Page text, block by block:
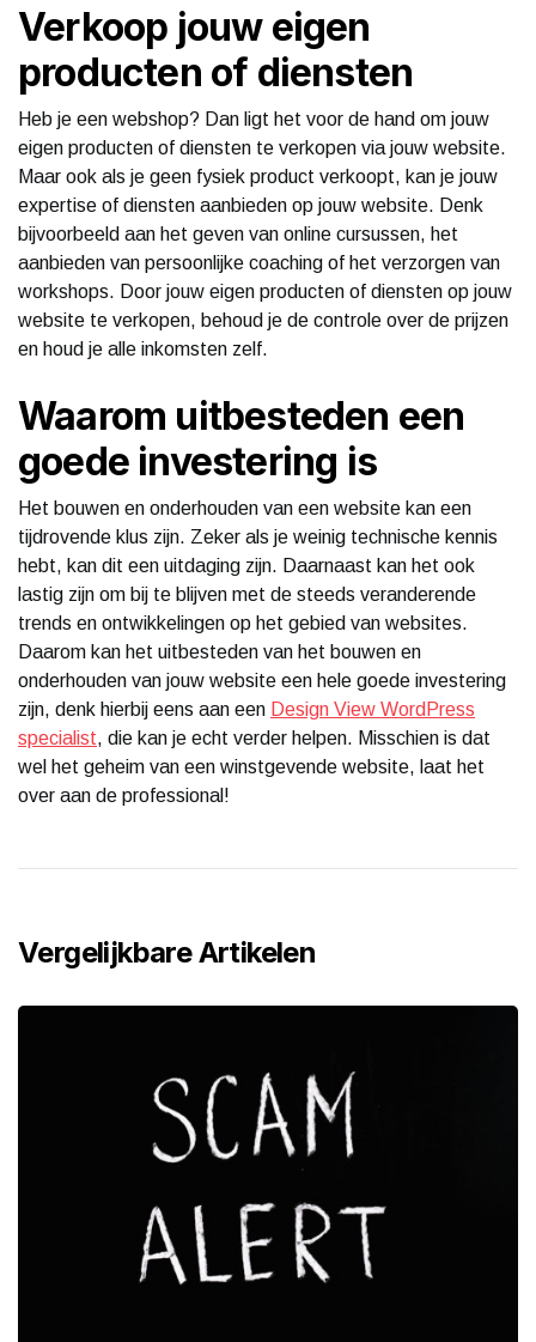
Verkoop jouw eigen
producten of diensten
Heb je een webshop? Dan ligt het voor de hand om jouw
eigen producten of diensten te verkopen via jouw website.
Maar ook als je geen fysiek product verkoopt, kan je jouw
expertise of diensten aanbieden op jouw website. Denk
bijvoorbeeld aan het geven van online cursussen, het
aanbieden van persoonlijke coaching of het verzorgen van
workshops. Door jouw eigen producten of diensten op jouw
website te verkopen, behoud je de controle over de prijzen
en houd je alle inkomsten zelf.
Waarom uitbesteden een
goede investering is
Het bouwen en onderhouden van een website kan een
tijdrovende klus zijn. Zeker als je weinig technische kennis
hebt, kan dit een uitdaging zijn. Daarnaast kan het ook
lastig zijn om bij te blijven met de steeds veranderende
trends en ontwikkelingen op het gebied van websites.
Daarom kan het uitbesteden van het bouwen en
onderhouden van jouw website een hele goede investering
zijn, denk hierbij eens aan een Design View WordPress
specialist, die kan je echt verder helpen. Misschien is dat
wel het geheim van een winstgevende website, laat het
over aan de professional!
Vergelijkbare Artikelen